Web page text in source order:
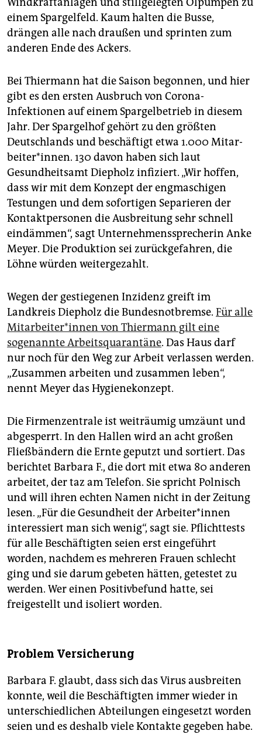
einem Spargelfeld. Kaum halten die Busse,
drängen alle nach draußen und sprinten zum
anderen Ende des Ackers.
Bei Thiermann hat die Saison begonnen, und hier
gibt es den ersten Ausbruch von Corona-
Infektionen auf einem Spargelbetrieb in diesem
Jahr. Der Spargelhof gehört zu den größten
Deutschlands und beschäftigt etwa 1.000 Mit­ar­
bei­te­r*in­nen. 130 davon haben sich laut
Gesundheitsamt Diepholz infiziert. „Wir hoffen,
dass wir mit dem Konzept der engmaschigen
Testungen und dem sofortigen Separieren der
Kontaktpersonen die Ausbreitung sehr schnell
eindämmen“, sagt Unternehmenssprecherin Anke
Meyer. Die Produktion sei zurückgefahren, die
Löhne würden weitergezahlt.
Wegen der gestiegenen Inzidenz greift im
Landkreis Diep­holz die Bundesnotbremse. Für alle
Mit­ar­bei­te­r*in­nen von Thiermann gilt eine
sogenannte Arbeitsquarantäne. Das Haus darf
nur noch für den Weg zur Arbeit verlassen werden.
„Zusammen arbeiten und zusammen leben“,
nennt Meyer das Hygienekonzept.
Die Firmenzentrale ist weiträumig umzäunt und
abgesperrt. In den Hallen wird an acht großen
Fließbändern die Ernte geputzt und sortiert. Das
berichtet Barbara F., die dort mit etwa 80 anderen
arbeitet, der taz am Telefon. Sie spricht Polnisch
und will ihren echten Namen nicht in der Zeitung
lesen. „Für die Gesundheit der Ar­bei­te­r*in­nen
interessiert man sich wenig“, sagt sie. Pflichttests
für alle Beschäftigten seien erst eingeführt
worden, nachdem es mehreren Frauen schlecht
ging und sie darum gebeten hätten, getestet zu
werden. Wer einen Positivbefund hatte, sei
freigestellt und isoliert worden.
Problem Versicherung
Barbara F. glaubt, dass sich das Virus ausbreiten
konnte, weil die Beschäftigten immer wieder in
unterschiedlichen Abteilungen eingesetzt worden
seien und es deshalb viele Kontakte gegeben habe.